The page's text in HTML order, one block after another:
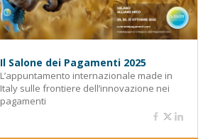
Il Salone dei Pagamenti 2025
L’appuntamento internazionale made in
Italy sulle frontiere dell’innovazione nei
pagamenti